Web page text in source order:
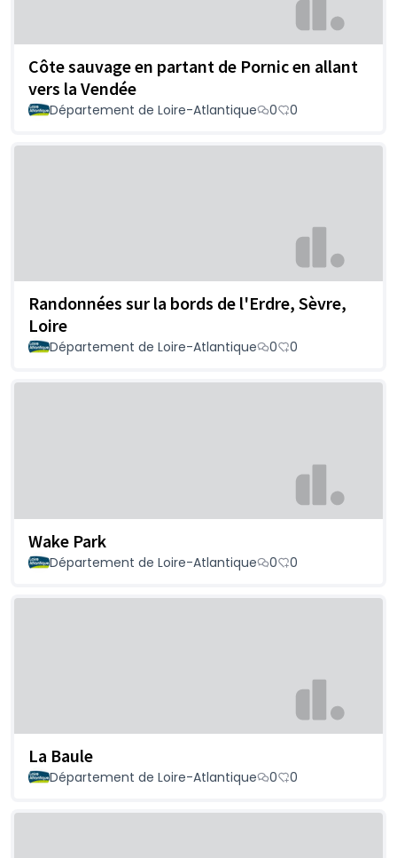
Côte sauvage en partant de Pornic en allant
vers la Vendée
Département de Loire-Atlantique 0 0
Randonnées sur la bords de l'Erdre, Sèvre,
Loire
Département de Loire-Atlantique 0 0
Wake Park
Département de Loire-Atlantique 0 0
La Baule
Département de Loire-Atlantique 0 0